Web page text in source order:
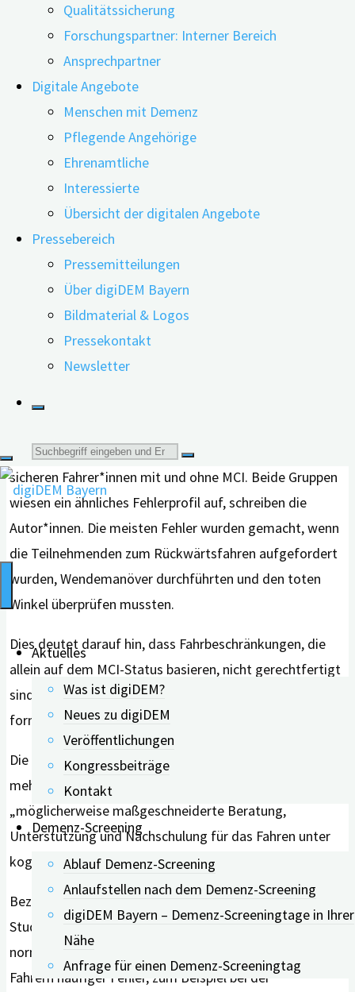
Qualitätssicherung
Forschungspartner: Interner Bereich
Ansprechpartner
Digitale Angebote
Menschen mit Demenz
Pflegende Angehörige
Ehrenamtliche
Interessierte
Übersicht der digitalen Angebote
Pressebereich
Pressemitteilungen
Über digiDEM Bayern
Bildmaterial & Logos
Pressekontakt
Newsletter
Suche
nach:
Aktuelles
Was ist digiDEM?
Neues zu digiDEM
Veröffentlichungen
Kongressbeiträge
Kontakt
Demenz-Screening
Ablauf Demenz-Screening
Anlaufstellen nach dem Demenz-Screening
digiDEM Bayern – Demenz-Screeningtage in Ihrer
Nähe
Anfrage für einen Demenz-Screeningtag
Wie verhalten sich ältere Fahrer*innen mit leichten
kognitiven Einschränkungen (mild cognitive
impairments, MCI) im Straßenverkehr? Machen sie
beim Autofahren mehr oder andere Fehler als
kognitiv normale ältere Fahrer*innen? Dies hat ein
australisches Forscherteam untersucht.
Die Wissenschaftler*innen haben zuvor die
Studienteilnehmer*innen in vier Gruppen eingeteilt: in
normale, also kognitiv nicht eingeschränkte
Fahrer*innen, die sich beim Fahren sicher bzw. unsicher
fühlen, und in Fahrer*innen mit MCI, die ein sicheres bzw.
ein unsicheres Fahrverhalten zeigen.
Ähnliches Fehlerprofil bei den „sicheren Fahrern“
Nach Auswertung der Ergebnisse kommen die
Fahrfehler gab es keine Unterschiede zwischen den
sicheren Fahrer*innen mit und ohne MCI. Beide Gruppen
wiesen ein ähnliches Fehlerprofil auf, schreiben die
Autor*innen. Die meisten Fehler wurden gemacht, wenn
die Teilnehmenden zum Rückwärtsfahren aufgefordert
wurden, Wendemanöver durchführten und den toten
Winkel überprüfen mussten.
Dies deutet darauf hin, dass Fahrbeschränkungen, die
allein auf dem MCI-Status basieren, nicht gerechtfertigt
sind. In solchen Fällen empfehlen die Autor*innen eine
formale Fahrbewertung.
Die Studie belegt dabei, dass Fahrer*innen, die in
mehreren Bereichen kognitiv beeinträchtigt sind,
„möglicherweise maßgeschneiderte Beratung,
Unterstützung und Nachschulung für das Fahren unter
kognitiv anspruchsvollen Bedingungen“ benötigen.
Bezüglich der Kategorie der unsicheren Fahrer stellt die
Studie außerdem fest: Im Vergleich zu den sicheren
normalen Fahrern unterliefen unsicheren normalen
Fahrern häufiger Fehler, zum Beispiel bei der